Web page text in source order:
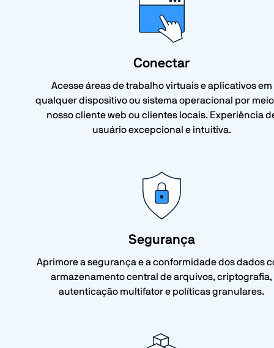
Conectar
Acesse áreas de trabalho virtuais e aplicativos em
qualquer dispositivo ou sistema operacional por
nosso cliente web ou clientes locais. Experiência
usuário excepcional e intuitiva.
Segurança
Aprimore a segurança e a conformidade dos dados
armazenamento central de arquivos, criptografia,
autenticação multifator e políticas granulares.